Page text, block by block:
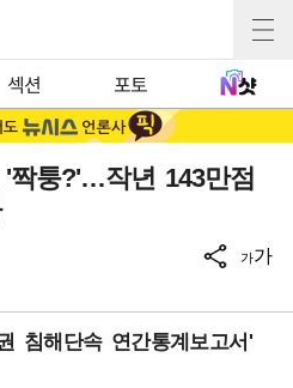
섹션 포토
짝퉁?'…작년 143만점
가가
침해단속 연간통계보고서'